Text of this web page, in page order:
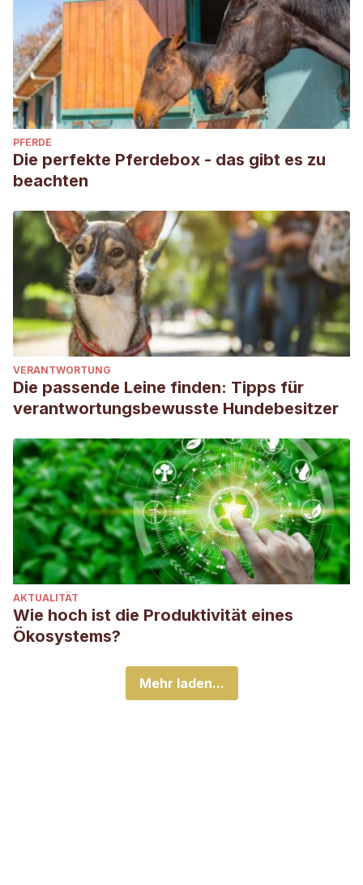
PFERDE
Die perfekte Pferdebox - das gibt es zu
beachten
VERANTWORTUNG
Die passende Leine finden: Tipps für
verantwortungsbewusste Hundebesitzer
AKTUALITÄT
Wie hoch ist die Produktivität eines
Ökosystems?
Mehr laden...